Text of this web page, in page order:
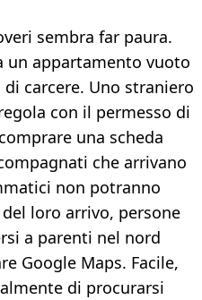
sembra far paura.
un appartamento vuoto
carcere. Uno straniero
con il permesso di
una scheda
che arrivano
non potranno
loro arrivo, persone
a parenti nel nord
Google Maps. Facile,
di procurarsi